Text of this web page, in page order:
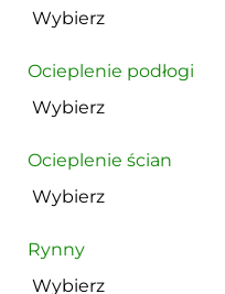
Ocieplenie podłogi
Ocieplenie ścian
Rynny